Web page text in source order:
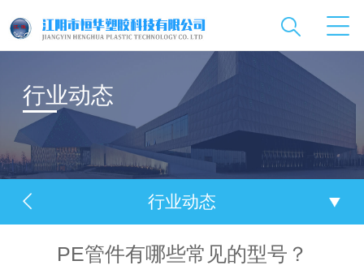
行业动态
行业动态
PE管件有哪些常见的型号？